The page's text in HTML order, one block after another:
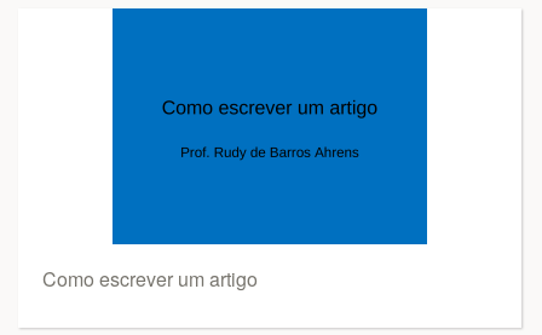
Como escrever um artigo